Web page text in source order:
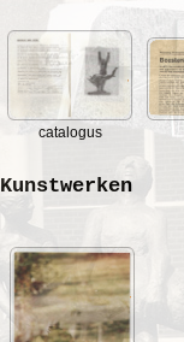
catalogus
Kunstwerken